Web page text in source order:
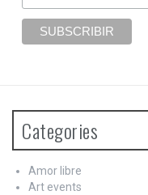
Categories
Amor libre
Art events